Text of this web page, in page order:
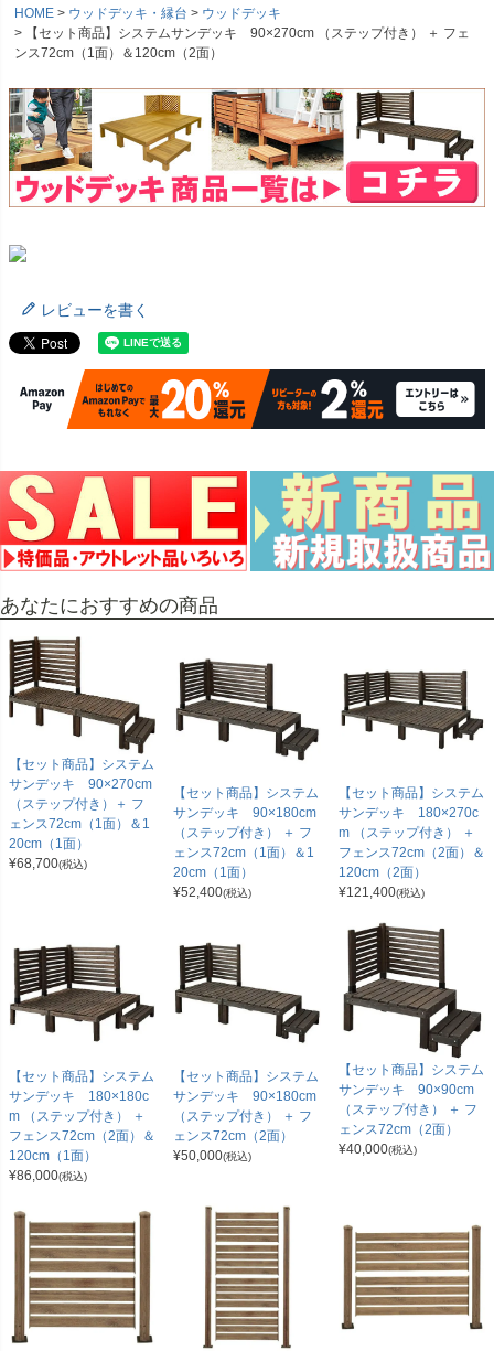
HOME ウッドデッキ・縁台
ウッドデッキ
【セット商品】システムサンデッキ 90×270cm （ステップ付き） ＋ フェ
ンス72cm（1面）＆120cm（2面）
レビューを書く
あなたにおすすめの商品
【セット商品】システム
サンデッキ 90×270cm
（ステップ付き）＋ フ
ェンス72cm（1面）＆1
20cm（1面）
¥68,700(税込)
【セット商品】システム
サンデッキ 90×180cm
（ステップ付き） ＋ フ
ェンス72cm（1面）＆1
20cm（1面）
¥52,400(税込)
【セット商品】システム
サンデッキ 180×270c
m （ステップ付き） ＋
フェンス72cm（2面）＆
120cm（2面）
¥121,400(税込)
【セット商品】システム
サンデッキ 180×180c
m （ステップ付き） ＋
フェンス72cm（2面）＆
120cm（1面）
¥86,000(税込)
【セット商品】システム
サンデッキ 90×180cm
（ステップ付き） ＋ フ
ェンス72cm（2面）
¥50,000(税込)
【セット商品】システム
サンデッキ 90×90cm
（ステップ付き） ＋ フ
ェンス72cm（2面）
¥40,000(税込)